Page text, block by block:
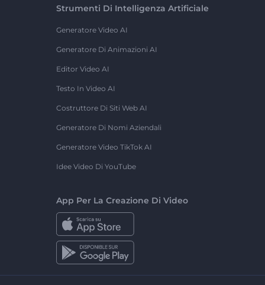
Strumenti Di Intelligenza Artificiale
Generatore Video AI
Generatore Di Animazioni AI
Editor Video AI
Testo In Video AI
Costruttore Di Siti Web AI
Generatore Di Nomi Aziendali
Generatore Video TikTok AI
Idee Video Di YouTube
App Per La Creazione Di Video